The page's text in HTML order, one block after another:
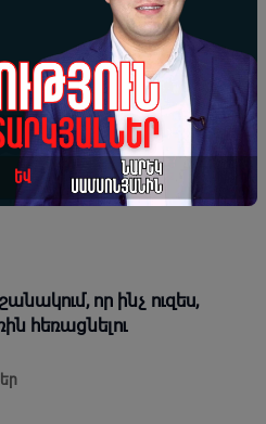
կարձանագրվի որպես
օր․ ՌԴ և Նոր
իր ավազանի անունով
վերաբերմունք է.
որ ինչ ուզես,
հեռացնելու